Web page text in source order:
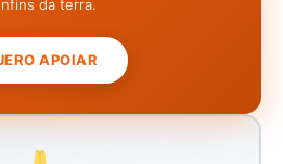
da terra.
APOIAR